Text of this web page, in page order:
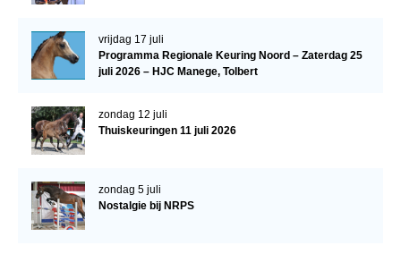
Onze fokkerij
Fokprogramma's en registratie
NRPS-Boegbeeld
vrijdag 17 juli
Programma Regionale Keuring Noord – Zaterdag 25
juli 2026 – HJC Manege, Tolbert
zondag 12 juli
Thuiskeuringen 11 juli 2026
zondag 5 juli
Nostalgie bij NRPS